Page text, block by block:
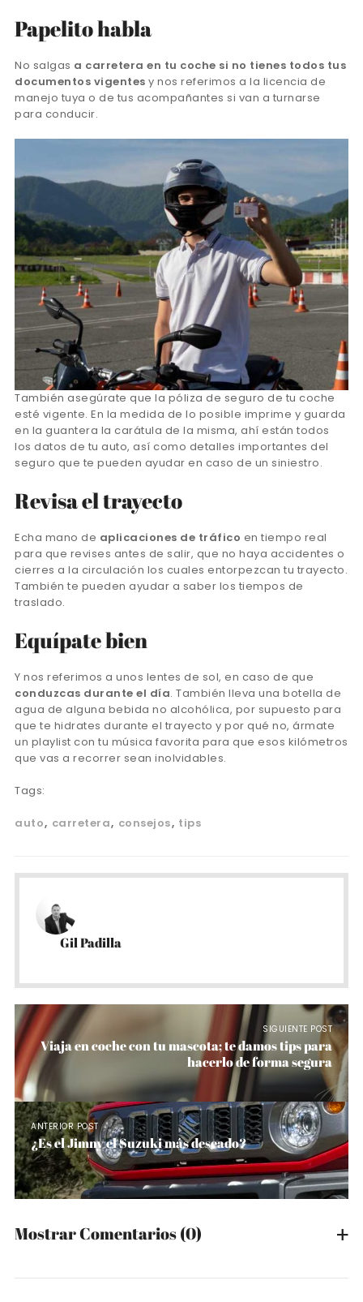
Papelito habla
No salgas a carretera en tu coche si no tienes todos tus
documentos vigentes y nos referimos a la licencia de
manejo tuya o de tus acompañantes si van a turnarse
para conducir.
También asegúrate que la póliza de seguro de tu coche
esté vigente. En la medida de lo posible imprime y guarda
en la guantera la carátula de la misma, ahí están todos
los datos de tu auto, así como detalles importantes del
seguro que te pueden ayudar en caso de un siniestro.
Revisa el trayecto
Echa mano de aplicaciones de tráfico en tiempo real
para que revises antes de salir, que no haya accidentes o
cierres a la circulación los cuales entorpezcan tu trayecto.
También te pueden ayudar a saber los tiempos de
traslado.
Equípate bien
Y nos referimos a unos lentes de sol, en caso de que
conduzcas durante el día. También lleva una botella de
agua de alguna bebida no alcohólica, por supuesto para
que te hidrates durante el trayecto y por qué no, ármate
un playlist con tu música favorita para que esos kilómetros
que vas a recorrer sean inolvidables.
Tags:
auto carretera consejos tips
Gil Padilla
SIGUIENTE POST
Viaja en coche con tu mascota; te damos tips para
hacerlo de forma segura
ANTERIOR POST
¿Es el Jimny el Suzuki más deseado?
Mostrar Comentarios(0)